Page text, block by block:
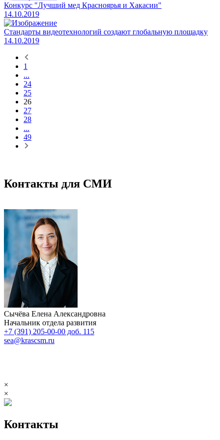
Конкурс "Лучший мед Красноярья и Хакасии"
14.10.2019
Стандарты видеотехнологий создают глобальную площадку
14.10.2019
1
...
24
25
26
27
28
...
49
Контакты для СМИ
Сычёва Елена Александровна
Начальник отдела развития
+7 (391) 205-00-00 доб. 115
sea@krascsm.ru
×
×
Контакты